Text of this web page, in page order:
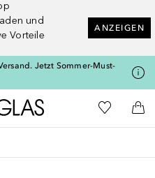
und
Vorteile
ANZEIGEN
Jetzt Sommer-Must-
Zur Douglas Startseite
Zu Meiner